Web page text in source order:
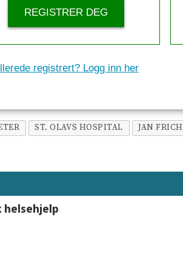
REGISTRER DEG
registrert? Logg inn her
ST. OLAVS HOSPITAL JAN FRICH
helsehjelp